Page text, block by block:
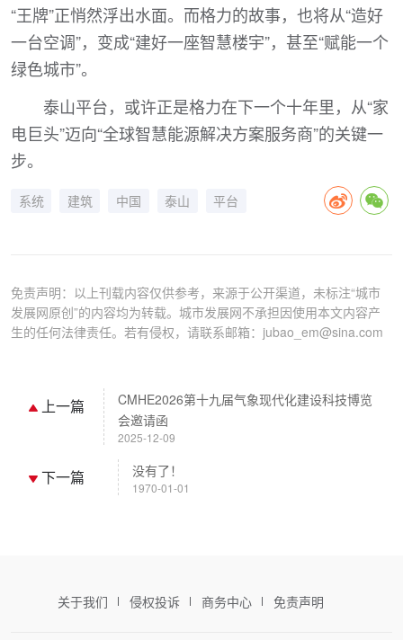
“王牌”正悄然浮出水面。而格力的故事，也将从“造好
一台空调”，变成“建好一座智慧楼宇”，甚至“赋能一个
绿色城市”。
泰山平台，或许正是格力在下一个十年里，从“家
电巨头”迈向“全球智慧能源解决方案服务商”的关键一
步。
系统 建筑 中国 泰山 平台
免责声明：以上刊载内容仅供参考，来源于公开渠道，未标注“城市
发展网原创”的内容均为转载。城市发展网不承担因使用本文内容产
生的任何法律责任。若有侵权，请联系邮箱：jubao_em@sina.com
上一篇
CMHE2026第十九届气象现代化建设科技博览
会邀请函
2025-12-09
下一篇 没有了！
1970-01-01
关于我们 侵权投诉 商务中心 免责声明